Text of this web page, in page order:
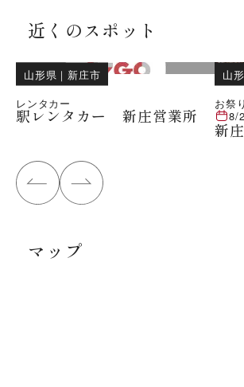
近くのスポット
山形県 ｜ 新庄市
レンタカー
駅レンタカー 新庄営業所
山
お祭
8/
新
マップ